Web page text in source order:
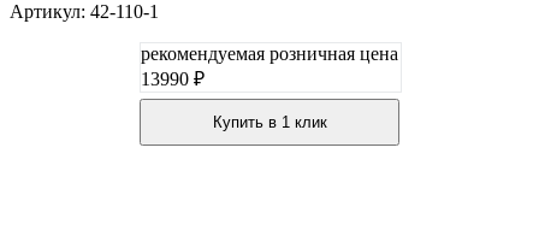
Артикул: 42-110-1
рекомендуемая розничная цена
13990 ₽
Купить в 1 клик